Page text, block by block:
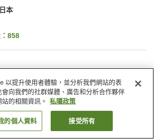
本
858
桑拿
泳池
找客房
以提升使用者體驗，並分析我們網站的表
向我們的社群媒體、廣告和分析合作夥伴
的相關資訊。
私隱政策
的個人資料 接受所有